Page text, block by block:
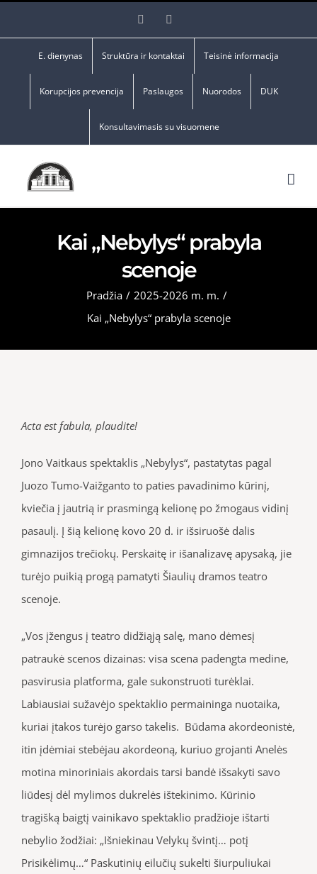
Facebook
E. dienynas Struktūra ir kontaktai Teisinė informacija
Korupcijos prevencija Paslaugos Nuorodos DUK
Konsultavimasis su visuomene
Kai „Nebylys“ prabyla
scenoje
Pradžia / 2025-2026 m. m. /
Kai „Nebylys“ prabyla scenoje
Acta est fabula, plaudite!
Jono Vaitkaus spektaklis „Nebylys“, pastatytas pagal
Juozo Tumo-Vaižganto to paties pavadinimo kūrinį,
kviečia į jautrią ir prasmingą kelionę po žmogaus vidinį
pasaulį. Į šią kelionę kovo 20 d. ir išsiruošė dalis
gimnazijos trečiokų. Perskaitę ir išanalizavę apysaką, jie
turėjo puikią progą pamatyti Šiaulių dramos teatro
scenoje.
„Vos įžengus į teatro didžiąją salę, mano dėmesį
patraukė scenos dizainas: visa scena padengta medine,
pasvirusia platforma, gale sukonstruoti turėklai.
Labiausiai sužavėjo spektaklio permaininga nuotaika,
kuriai įtakos turėjo garso takelis. Būdama akordeonistė,
itin įdėmiai stebėjau akordeoną, kuriuo grojanti Anelės
motina minoriniais akordais tarsi bandė išsakyti savo
liūdesį dėl mylimos dukrelės ištekinimo. Kūrinio
tragišką baigtį vainikavo spektaklio pradžioje ištarti
nebylio žodžiai: „Išniekinau Velykų švintį… potį
Prisikėlimų…“ Paskutinių eilučių sukelti šiurpuliukai